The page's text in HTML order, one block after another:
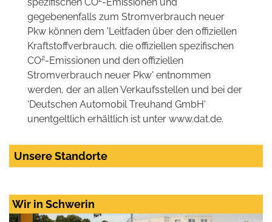
gegebenenfalls zum Stromverbrauch neuer
Pkw können dem 'Leitfaden über den offiziellen
Kraftstoffverbrauch, die offiziellen spezifischen
CO2-Emissionen und den offiziellen
Stromverbrauch neuer Pkw' entnommen
werden, der an allen Verkaufsstellen und bei der
'Deutschen Automobil Treuhand GmbH'
unentgeltlich erhältlich ist unter www.dat.de.
Unsere Standorte
Wir in Schwerin